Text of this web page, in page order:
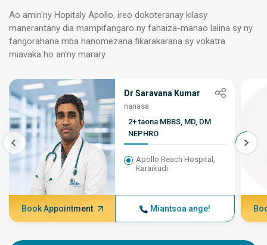
Ao amin'ny Hopitaly Apollo, ireo dokoteranay kilasy
manerantany dia mampifangaro ny fahaiza-manao lalina sy ny
fangorahana mba hanomezana fikarakarana sy vokatra
miavaka ho an'ny marary.
Dr Saravana Kumar
nanasa
2+ taona MBBS, MD, DM
NEPHRO
Apollo Reach Hospital,
Karaikudi
Book Appointment Miantsoa ange!